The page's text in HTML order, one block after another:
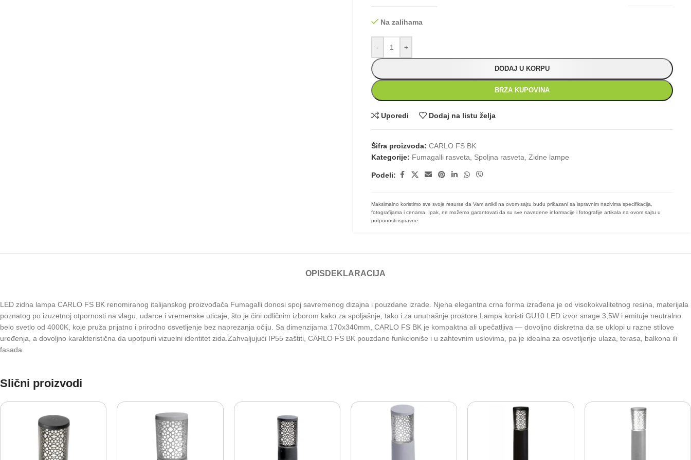
Na zalihama
- +
DODAJ U KORPU
BRZA KUPOVINA
Uporedi Dodaj na listu želja
Šifra proizvoda: CARLO FS BK
Kategorije: Fumagalli rasveta Spoljna rasveta Zidne lampe
Podeli:
Maksimalno koristimo sve svoje resurse da Vam artikli na ovom sajtu budu prikazani sa ispravnim nazivima specifikacija,
fotografijama i cenama. Ipak, ne možemo garantovati da su sve navedene informacije i fotografije artikala na ovom sajtu u
potpunosti ispravne.
OPIS DEKLARACIJA
LED zidna lampa CARLO FS BK renomiranog italijanskog proizvođača Fumagalli donosi spoj savremenog dizajna i pouzdane izrade. Njena elegantna crna forma izrađena je od visokokvalitetnog resina, materijala
poznatog po izuzetnoj otpornosti na vlagu, udarce i vremenske uticaje, što je čini odličnim izborom kako za spoljašnje, tako i za unutrašnje prostore.Lampa koristi GU10 LED izvor snage 3,5W i emituje neutralno
belo svetlo od 4000K, koje pruža prijatno i prirodno osvetljenje bez naprezanja očiju. Sa dimenzijama 170x340mm, CARLO FS BK je kompaktna ali upečatljiva — dovoljno diskretna da se uklopi u razne stilove
uređenja, a dovoljno karakteristična da upotpuni vizuelni identitet zida.Zahvaljujući IP55 zaštiti, CARLO FS BK pouzdano funkcioniše i u zahtevnim uslovima, pa je idealna za osvetljenje ulaza, terasa, balkona ili
fasada.
Slični proizvodi